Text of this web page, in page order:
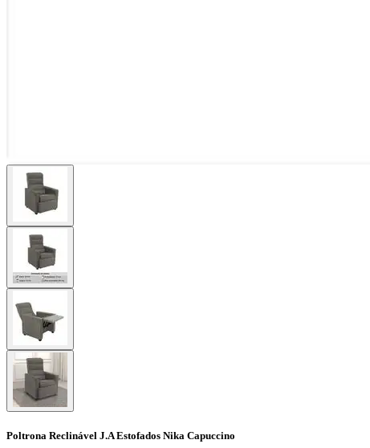
Poltrona Reclinável J.A Estofados Nika Capuccino